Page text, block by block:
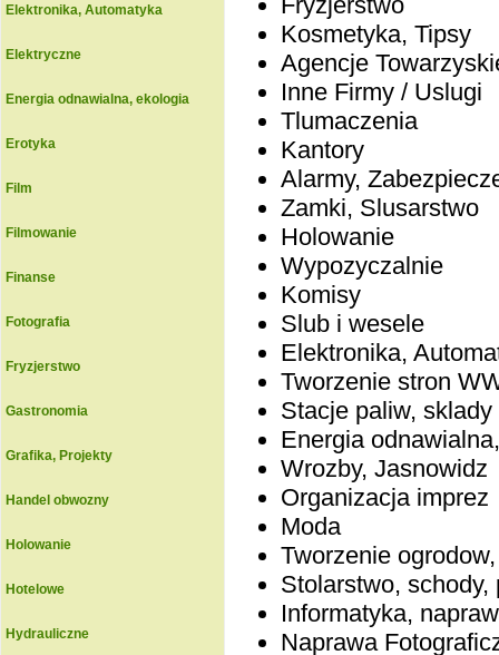
Elektronika, Automatyka
Elektryczne
Energia odnawialna, ekologia
Erotyka
Film
Filmowanie
Finanse
Fotografia
Fryzjerstwo
Gastronomia
Grafika, Projekty
Handel obwozny
Holowanie
Hotelowe
Hydrauliczne
Kosmetyka, Tipsy
Agencje
Inne Firmy / Uslugi
Tlumaczenia
Kantory
Alarmy,
Zamki, Slusarstwo
Holowanie
Wypozyczalnie
Komisy
Slub i wesele
Elektronika,
Tworzenie stron
Stacje paliw, sklady
Energia
Wrozby, Jasnowidz
Organizacja imprez
Moda
Tworzenie
Stolarstwo, schody,
Informatyka,
Naprawa